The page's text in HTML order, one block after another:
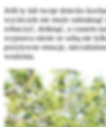
Jeśli ty lub twoje dziecko
wycieczek nie może
zobaczyć, dotknąć, a czasem
wyprawa niesie ze sobą nie
pozytywne emocje,
wrażenia.